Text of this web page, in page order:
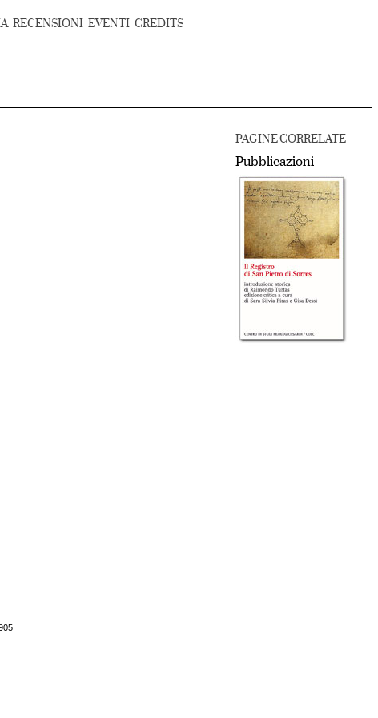
RECENSIONI EVENTI CREDITS
PAGINE CORRELATE
Pubblicazioni